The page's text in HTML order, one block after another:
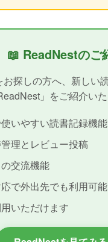
📖 ReadNestのご
探しの方へ、新しい
」をご紹介いた
いやすい読書記録機能
理とレビュー投稿
交流機能
で外出先でも利用可能
いただけます